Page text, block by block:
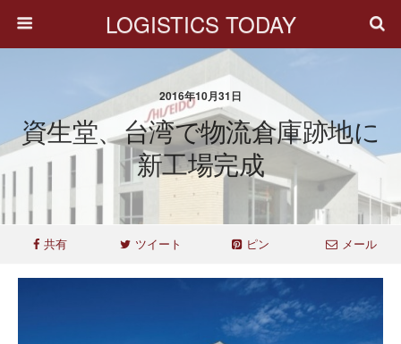
LOGISTICS TODAY
2016年10月31日
資生堂、台湾で物流倉庫跡地に
新工場完成
共有 ツイート ピン メール